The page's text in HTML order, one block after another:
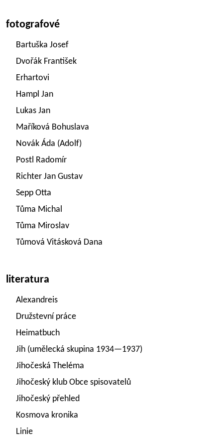
fotografové
Bartuška Josef
Dvořák František
Erhartovi
Hampl Jan
Lukas Jan
Maříková Bohuslava
Novák Áda (Adolf)
Postl Radomír
Richter Jan Gustav
Sepp Otta
Tůma Michal
Tůma Miroslav
Tůmová Vitásková Dana
literatura
Alexandreis
Družstevní práce
Heimatbuch
Jih (umělecká skupina 1934—1937)
Jihočeská Theléma
Jihočeský klub Obce spisovatelů
Jihočeský přehled
Kosmova kronika
Linie